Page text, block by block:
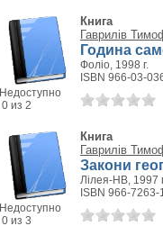
Недоступно
0 из 2
Книга
Гаврилів
Година
Фоліо, 1998 г.
ISBN 966-03-
Недоступно
0 из 3
Книга
Гаврилів
Закони
Лілея-НВ, 1997
ISBN 966-7263-